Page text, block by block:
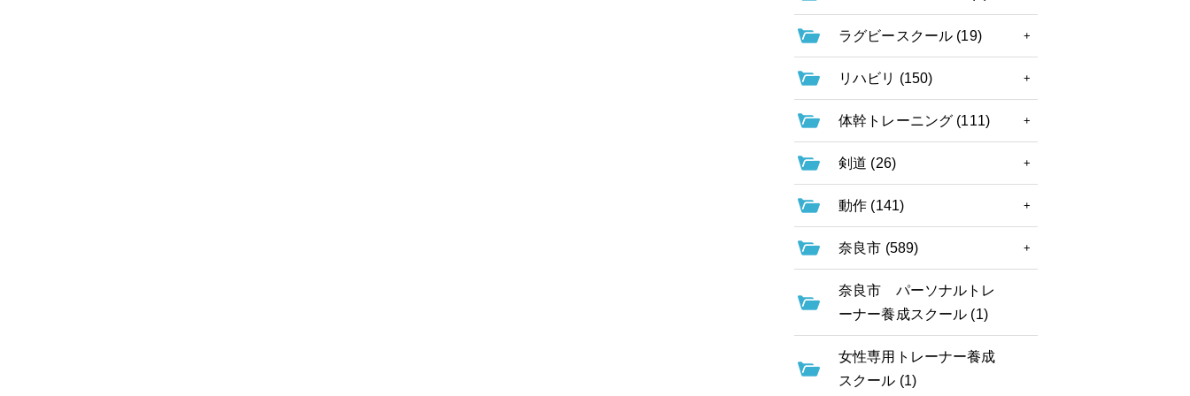
ラグビースクール (19)
リハビリ (150)
体幹トレーニング (111)
剣道 (26)
動作 (141)
奈良市 (589)
奈良市 パーソナルトレ
ーナー養成スクール (1)
女性専用トレーナー養成
スクール (1)